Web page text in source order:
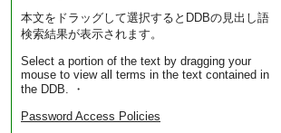
本文をドラッグして選択するとDDBの見出し語
検索結果が表示されます。
Select a portion of the text by dragging your
mouse to view all terms in the text contained in
the DDB. ・
Password Access Policies